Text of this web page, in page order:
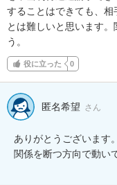
することはできても、相
とは難しいと思います
う。
役に立った 0
匿名希望 さん
ありがとうございます。
関係を断つ方向で動い